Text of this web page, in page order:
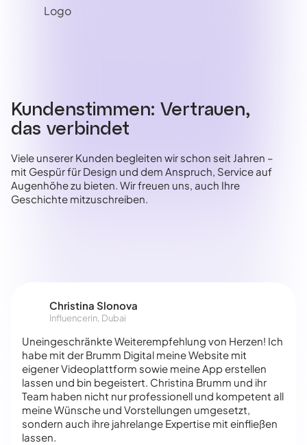
Kundenstimmen: Vertrauen,
das verbindet
Viele unserer Kunden begleiten wir schon seit Jahren –
mit Gespür für Design und dem Anspruch, Service auf
Augenhöhe zu bieten. Wir freuen uns, auch Ihre
Geschichte mitzuschreiben.
Christina Slonova
Influencerin, Dubai
Uneingeschränkte Weiterempfehlung von Herzen! Ich
habe mit der Brumm Digital meine Website mit
eigener Videoplattform sowie meine App erstellen
lassen und bin begeistert. Christina Brumm und ihr
Team haben nicht nur professionell und kompetent all
meine Wünsche und Vorstellungen umgesetzt,
sondern auch ihre jahrelange Expertise mit einfließen
lassen.